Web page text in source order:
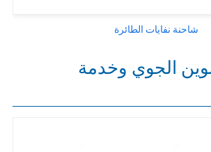
شاحنة نفايات الطائرة
الجوي وخدمة